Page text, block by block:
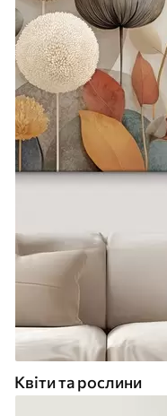
Квіти та рослини